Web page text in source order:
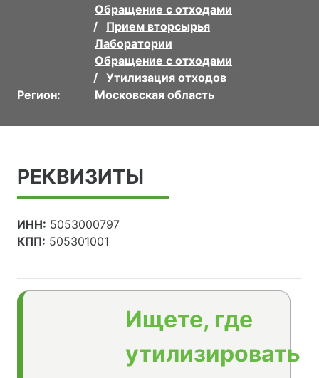
Обращение с отходами
Прием вторсырья
Лаборатории
Обращение с отходами
Утилизация отходов
Регион:
Московская область
РЕКВИЗИТЫ
ИНН: 5053000797
КПП: 505301001
Ищете, где
утилизировать